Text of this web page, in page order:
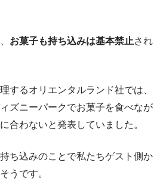
お菓子も持ち込みは基本禁止され
するオリエンタルランド社では、
ズニーパークでお菓子を食べなが
合わないと発表していました。
ち込みのことで私たちゲスト側か
うです。